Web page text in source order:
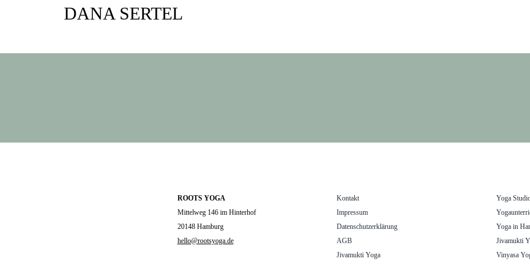
DANA SERTEL
ROOTS YOGA
Mittelweg 146 im Hinterhof
20148 Hamburg
hello@rootsyoga.de
Kontakt
Impressum
Datenschutzerklärung
AGB
Jivamukti Yoga
Yoga
Yoga in
Jivamukti
Vinyasa